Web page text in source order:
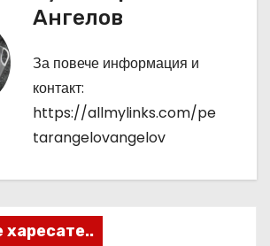
Ангелов
За повече информация и
контакт:
https://allmylinks.com/pe
tarangelovangelov